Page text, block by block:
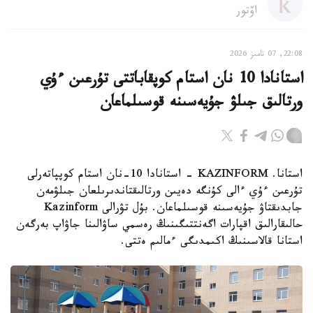
اۆتور
22:08, 07 تامىز 2026
استانادا 10 نان استام كوپقاباتتى تۇرعىن ءۇي
ورتالىق جىلۋ جۇيەسىنە قوسىلماعان
استانا. KAZINFORM - استانادا 10-نان استام كوپپاتەرلى
تۇرعىن ءۇي ءالى كۇنگە دەيىن ورتالىقتاندىرىلعان جىلۋمەن
جابدىقتاۋ جۇيەسىنە قوسىلماعان. بۇل تۋرالى Kazinform
حالىقارالىق اقپارات اگەنتتىگىنىڭ رەسمي ساۋالىنا جاۋاپ بەرگەن
استانا قالاسىنىڭ اكىمدىگى ءمالىم ەتتى.